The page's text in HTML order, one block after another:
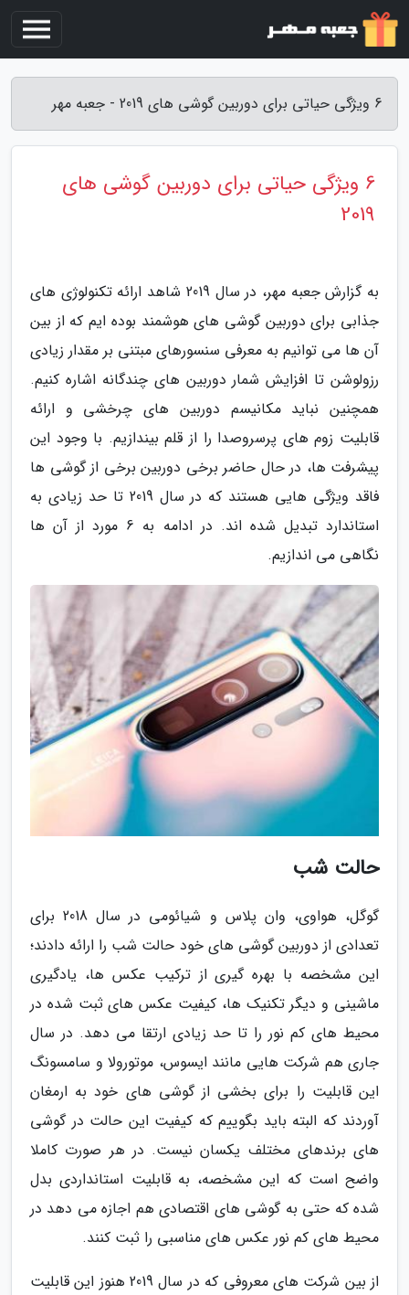
6 ویژگی حیاتی برای دوربین گوشی های 2019 - جعبه مهر
6 ویژگی حیاتی برای دوربین گوشی های
2019
به گزارش جعبه مهر، در سال 2019 شاهد ارائه تکنولوژی های
جذابی برای دوربین گوشی های هوشمند بوده ایم که از بین
آن ها می توانیم به معرفی سنسورهای مبتنی بر مقدار زیادی
رزولوشن تا افزایش شمار دوربین های چندگانه اشاره کنیم.
همچنین نباید مکانیسم دوربین های چرخشی و ارائه
قابلیت زوم های پرسروصدا را از قلم بیندازیم. با وجود این
پیشرفت ها، در حال حاضر برخی دوربین برخی از گوشی ها
فاقد ویژگی هایی هستند که در سال 2019 تا حد زیادی به
استاندارد تبدیل شده اند. در ادامه به 6 مورد از آن ها
نگاهی می اندازیم.
حالت شب
گوگل، هواوی، وان پلاس و شیائومی در سال 2018 برای
تعدادی از دوربین گوشی های خود حالت شب را ارائه دادند؛
این مشخصه با بهره گیری از ترکیب عکس ها، یادگیری
ماشینی و دیگر تکنیک ها، کیفیت عکس های ثبت شده در
محیط های کم نور را تا حد زیادی ارتقا می دهد. در سال
جاری هم شرکت هایی مانند ایسوس، موتورولا و سامسونگ
این قابلیت را برای بخشی از گوشی های خود به ارمغان
آوردند که البته باید بگوییم که کیفیت این حالت در گوشی
های برندهای مختلف یکسان نیست. در هر صورت کاملا
واضح است که این مشخصه، به قابلیت استانداردی بدل
شده که حتی به گوشی های اقتصادی هم اجازه می دهد در
محیط های کم نور عکس های مناسبی را ثبت کنند.
از بین شرکت های معروفی که در سال 2019 هنوز این قابلیت